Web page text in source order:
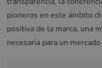
pioneros en este ámbito
positiva de la marca, una
necesaria para un